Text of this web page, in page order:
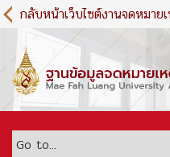
S
k
m
กลับหน้าเว็บไซต์งานจดหมาย